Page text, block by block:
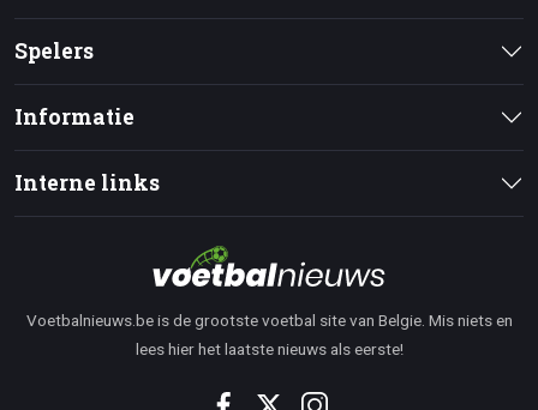
Spelers
Informatie
Interne links
Voetbalnieuws.be is de grootste voetbal site van Belgie. Mis niets en
lees hier het laatste nieuws als eerste!